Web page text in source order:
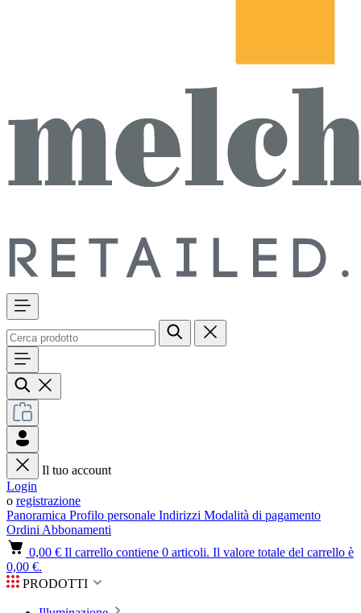
Il tuo account
Login
o registrazione
Panoramica Profilo personale Indirizzi Modalità di pagamento
Ordini Abbonamenti
0,00 € Il carrello contiene 0 articoli. Il valore totale del carrello è
0,00 €.
PRODOTTI